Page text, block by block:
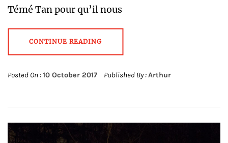
Témé Tan pour qu’il nous
CONTINUE READING
Posted On :10 October 2017 Published By :Arthur